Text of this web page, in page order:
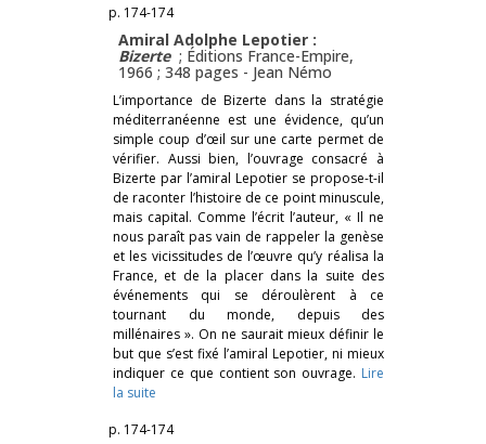
p. 174-174
Amiral Adolphe Lepotier :
Bizerte ; Éditions France-Empire,
1966 ; 348 pages - Jean Némo
L’importance de Bizerte dans la stratégie
méditerranéenne est une évidence, qu’un
simple coup d’œil sur une carte permet de
vérifier. Aussi bien, l’ouvrage consacré à
Bizerte par l’amiral Lepotier se propose-t-il
de raconter l’histoire de ce point minuscule,
mais capital. Comme l’écrit l’auteur, « Il ne
nous paraît pas vain de rappeler la genèse
et les vicissitudes de l’œuvre qu’y réalisa la
France, et de la placer dans la suite des
événements qui se déroulèrent à ce
tournant du monde, depuis des
millénaires ». On ne saurait mieux définir le
but que s’est fixé l’amiral Lepotier, ni mieux
indiquer ce que contient son ouvrage. Lire
la suite
p. 174-174